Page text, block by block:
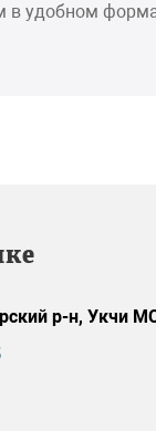
удобном
р-н, Укчи